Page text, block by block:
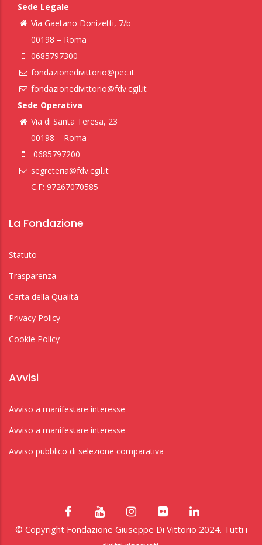
Sede Legale
Via Gaetano Donizetti, 7/b
00198 – Roma
0685797300
fondazionedivittorio@pec.it
fondazionedivittorio@fdv.cgil.it
Sede Operativa
Via di Santa Teresa, 23
00198 – Roma
0685797200
segreteria@fdv.cgil.it
C.F: 97267070585
La Fondazione
Statuto
Trasparenza
Carta della Qualità
Privacy Policy
Cookie Policy
Avvisi
Avviso a manifestare interesse
Avviso a manifestare interesse
Avviso pubblico di selezione comparativa
© Copyright Fondazione Giuseppe Di Vittorio 2024. Tutti i